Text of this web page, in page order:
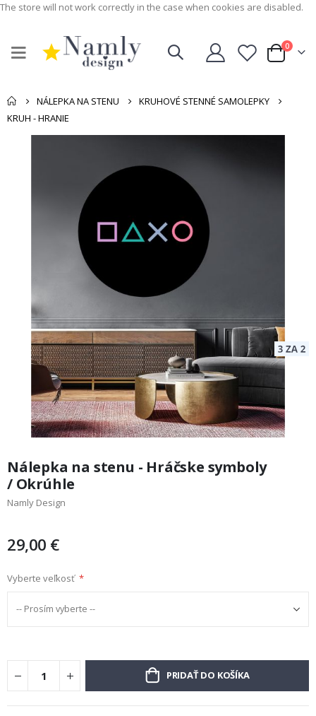
The store will not work correctly in the case when cookies are disabled.
Cart
0
NÁLEPKA NA STENU
KRUHOVÉ STENNÉ SAMOLEPKY
KRUH - HRANIE
začiatok
galérie
obrázkov
Nálepka na stenu - Hráčske symboly
/ Okrúhle
Namly Design
29,00 €
Vyberte veľkosť
PRIDAŤ DO KOŠÍKA